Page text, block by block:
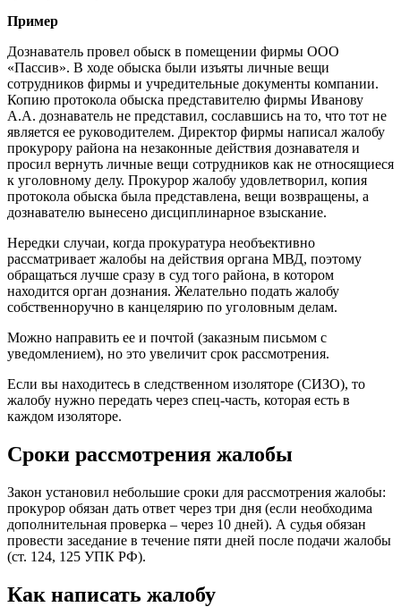
Пример
Дознаватель провел обыск в помещении фирмы ООО
«Пассив». В ходе обыска были изъяты личные вещи
сотрудников фирмы и учредительные документы компании.
Копию протокола обыска представителю фирмы Иванову
А.А. дознаватель не представил, сославшись на то, что тот не
является ее руководителем. Директор фирмы написал жалобу
прокурору района на незаконные действия дознавателя и
просил вернуть личные вещи сотрудников как не относящиеся
к уголовному делу. Прокурор жалобу удовлетворил, копия
протокола обыска была представлена, вещи возвращены, а
дознавателю вынесено дисциплинарное взыскание.
Нередки случаи, когда прокуратура необъективно
рассматривает жалобы на действия органа МВД, поэтому
обращаться лучше сразу в суд того района, в котором
находится орган дознания. Желательно подать жалобу
собственноручно в канцелярию по уголовным делам.
Можно направить ее и почтой (заказным письмом с
уведомлением), но это увеличит срок рассмотрения.
Если вы находитесь в следственном изоляторе (СИЗО), то
жалобу нужно передать через спец-часть, которая есть в
каждом изоляторе.
Сроки рассмотрения жалобы
Закон установил небольшие сроки для рассмотрения жалобы:
прокурор обязан дать ответ через три дня (если необходима
дополнительная проверка – через 10 дней). А судья обязан
провести заседание в течение пяти дней после подачи жалобы
(ст. 124, 125 УПК РФ).
Как написать жалобу